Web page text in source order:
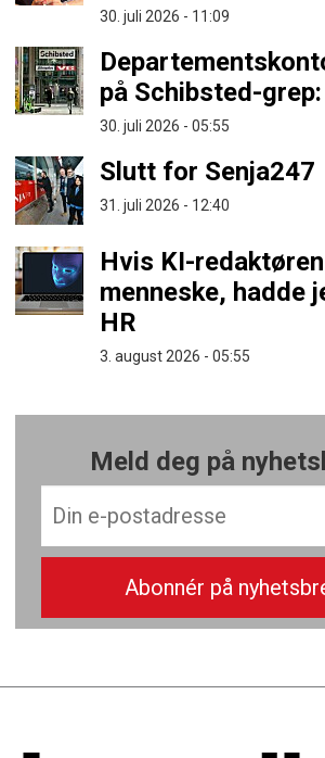
30. juli 2026 - 11:09
på Schibsted-
30. juli 2026 - 05:55
Slutt for Senja247
31. juli 2026 - 12:40
Hvis KI-
menneske, hadde
HR
3. august 2026 - 05:55
Meld deg på